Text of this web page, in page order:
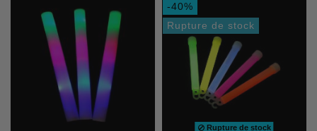
-40%
Rupture de stock
Rupture de stock